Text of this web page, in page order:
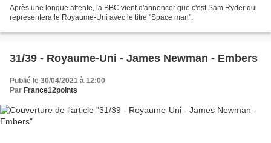
Après une longue attente, la BBC vient d'annoncer que c'est Sam Ryder qui
représentera le Royaume-Uni avec le titre "Space man".
31/39 - Royaume-Uni - James Newman - Embers
Publié le 30/04/2021 à 12:00
Par France12points